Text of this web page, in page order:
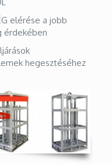
elérése a jobb
érdekében
hegesztéséhez